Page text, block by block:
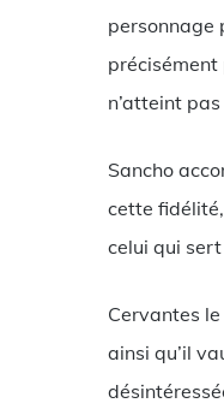
personnage
précisément
n’atteint
Sancho
cette
celui qui
Cervantes
ainsi qu’il